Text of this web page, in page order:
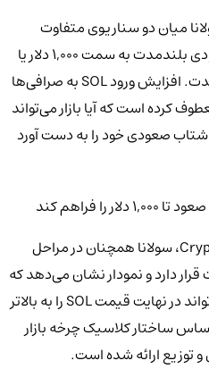
میان دو سناریوی متفاوت
تقسیم شده است؛ شکست صعودی بلندمدت به سمت ۱,۰۰۰ دلار یا
خطر یک اصلاح عمیق‌تر در کوتاه‌مدت. افزایش ورود SOL به صرافی‌ها
کرده است که آیا بازار می‌تواند
صعودی خود را به دست آورد
فراهم کند
به گفته تحلیلگری با نام CryptoCurb، سولانا همچنان در مراحل
دارد و نمودار نشان می‌دهد که
شکست احتمالی این ساختار می‌تواند در نهایت قیمت SOL را به بالاتر
براساس ساختار کلاسیک چرخه بازار
ارائه شده است.